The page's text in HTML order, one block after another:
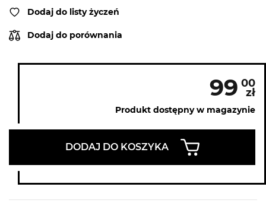
Dodaj do listy życzeń
Dodaj do porównania
99 00
zł
Produkt dostępny w magazynie
DODAJ DO KOSZYKA